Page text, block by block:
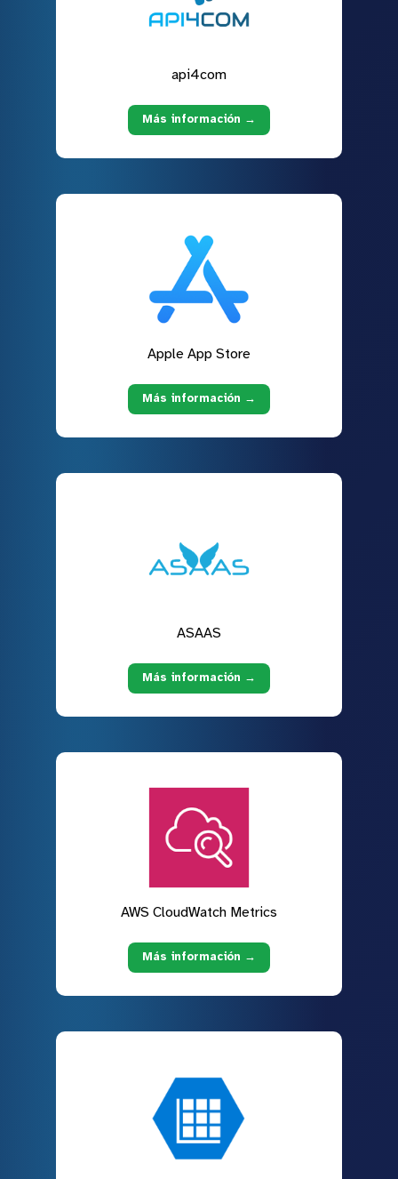
api4com
Más información →
Apple App Store
Más información →
ASAAS
Más información →
AWS CloudWatch Metrics
Más información →